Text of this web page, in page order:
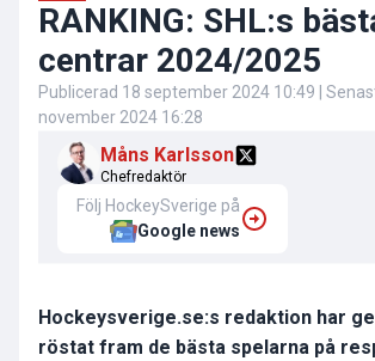
RANKING: SHL:s
centrar 2024/2025
Publicerad 18 september 2024 10:49 |
november 2024 16:28
Måns Karlsson
Chefredaktör
Följ HockeySverige på
Google news
Hockeysverige.se:s redaktion har
röstat fram de bästa spelarna på